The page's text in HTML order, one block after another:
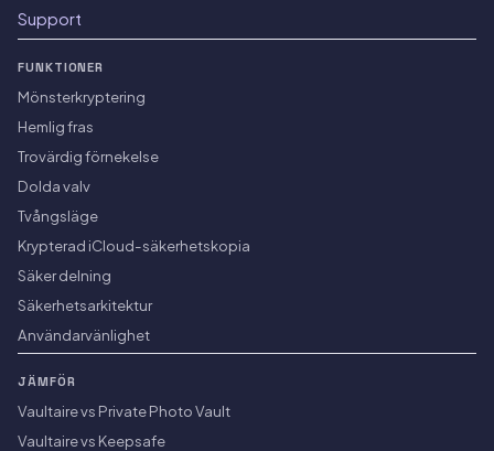
Support
FUNKTIONER
Mönsterkryptering
Hemlig fras
Trovärdig förnekelse
Dolda valv
Tvångsläge
Krypterad iCloud-säkerhetskopia
Säker delning
Säkerhetsarkitektur
Användarvänlighet
JÄMFÖR
Vaultaire vs Private Photo Vault
Vaultaire vs Keepsafe